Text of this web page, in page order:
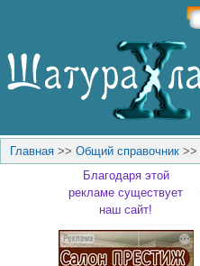
Главная >> Общий справочник >>
Благодаря этой
рекламе существует
наш сайт!